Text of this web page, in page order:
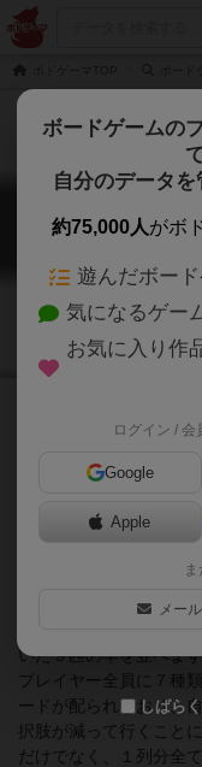
今は亡きMayfair
りパニック(Shear
ないレジン製のフィギ
ったリーダー羊を中心
いた９匹の羊を並べま
プレイヤー全員に７種
ードが配られており、
択肢が減って行くこと
だけでなく、１列分全
ボードゲームの
自分のデータを
約75,000人がボ
遊んだボー
気になるゲー
お気に入り作
ログイン / 会
Google
Apple
メー
しばら